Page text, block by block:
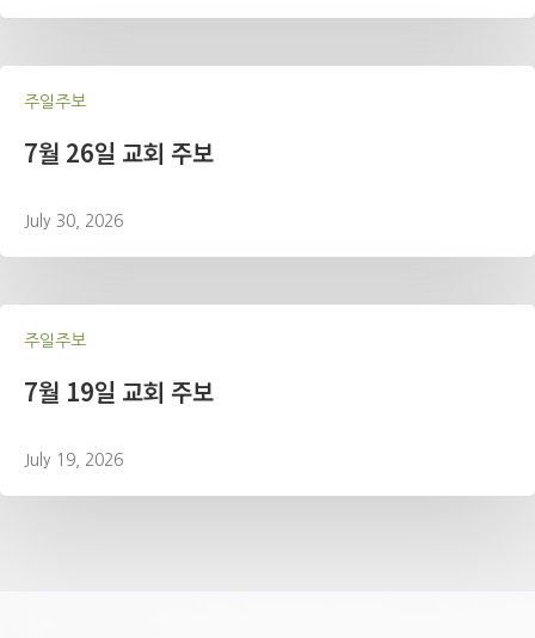
주일주보
7월 26일 교회 주보
July 30, 2026
주일주보
7월 19일 교회 주보
July 19, 2026